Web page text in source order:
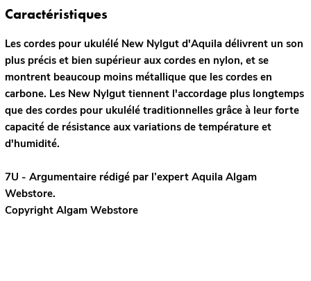
Caractéristiques
Les cordes pour ukulélé New Nylgut d'Aquila délivrent un son
plus précis et bien supérieur aux cordes en nylon, et se
montrent beaucoup moins métallique que les cordes en
carbone. Les New Nylgut tiennent l'accordage plus longtemps
que des cordes pour ukulélé traditionnelles grâce à leur forte
capacité de résistance aux variations de température et
d'humidité.
7U - Argumentaire rédigé par l’expert AquilaAlgam
Webstore.
Copyright Algam Webstore